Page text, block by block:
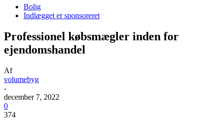
Bolig
Indlægget er sponsoreret
Professionel købsmægler inden for
ejendomshandel
Af
volumebyg
-
december 7, 2022
0
374